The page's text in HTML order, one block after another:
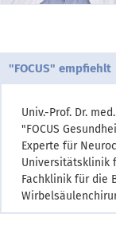
"FOCUS" empfiehlt
Univ.-Prof. Dr.
"FOCUS
Experte für
Universitätsklinik
Fachklinik für die